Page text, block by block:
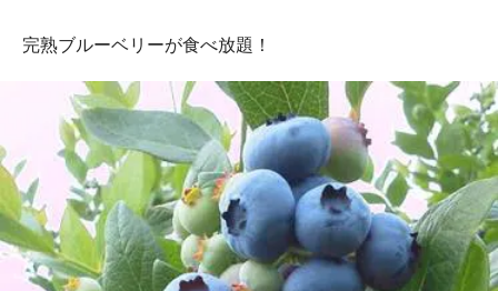
完熟ブルーベリーが食べ放題！